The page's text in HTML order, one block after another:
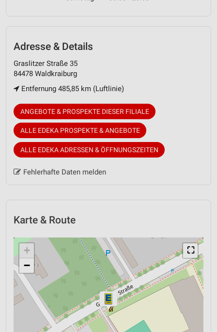
Adresse & Details
Graslitzer Straße 35
84478 Waldkraiburg
Entfernung 485,85 km (Luftlinie)
ANGEBOTE & PROSPEKTE DIESER FILIALE
ALLE EDEKA PROSPEKTE & ANGEBOTE
ALLE EDEKA ADRESSEN & ÖFFNUNGSZEITEN
Fehlerhafte Daten melden
Karte & Route
⛶
+
−